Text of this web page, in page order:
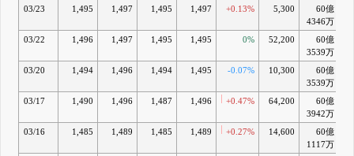
03/23 1,495 1,497 1,495 1,497 +0.13% 5,300
60億
4346万
03/22 1,496 1,497 1,495 1,495 0% 52,200
60億
3539万
03/20 1,494 1,496 1,494 1,495 -0.07% 10,300
60億
3539万
03/17 1,490 1,496 1,487 1,496 +0.47% 64,200
60億
3942万
03/16 1,485 1,489 1,485 1,489 +0.27% 14,600
60億
1117万